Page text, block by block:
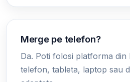
Merge pe telefon?
Da. Poti folosi platforma din
telefon, tableta, laptop sau